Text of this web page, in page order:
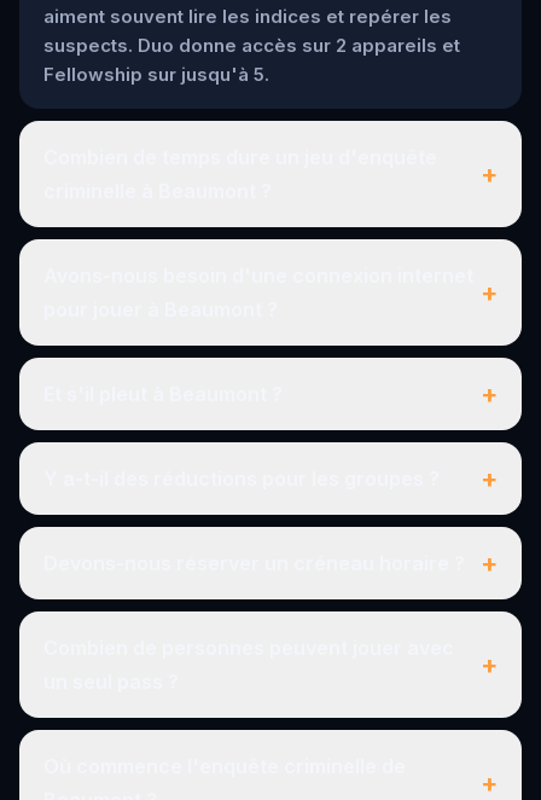
aiment souvent lire les indices et repérer les
suspects. Duo donne accès sur 2 appareils et
Fellowship sur jusqu'à 5.
+
+
+
+
+
+
+